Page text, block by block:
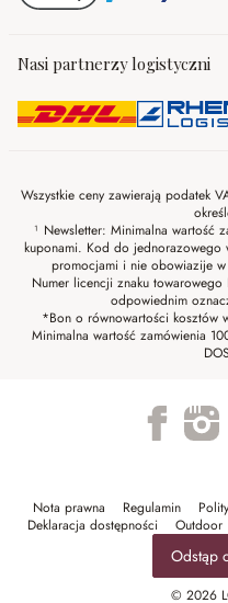
Nasi partnerzy logistyczni
Wszystkie ceny zawierają podatek
¹ Newsletter: Minimalna wartość
kuponami. Kod do jednorazowego
promocjami i nie obowiazije
Numer licencji znaku
odpowiednim
*Bon o równowartości kosztów
Minimalna wartość zamówienia
Nota prawna Regulamin
Deklaracja dostępności
Outdoor
Odstąp
© 2026